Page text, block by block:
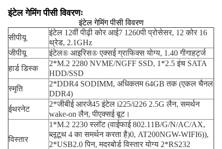
इंटेल गेमिंग पीसी विवरणः
इंटेल गेमिंग पीसी विवरण
सीपीयू
इंटेल 12वीं पीढ़ी कोर आई7 1260पी प्रोसेसर, 12 कोर 16
थ्रेड, 2.1GHz
जीपीयू
इंटेल® आइरिस® एक्सई ग्राफिक्स योग्य, 1.40 गीगाहर्ट्ज
हार्ड डिस्क
2*M.2 2280 NVME/NGFF SSD, 1*2.5 इंच SATA
HDD/SSD
स्मृति
2*DDR4 SODIMM, अधिकतम 64GB तक (एकल चैनल
DDR4)
ईथरनेट
2*जीबीई आरजे45 इंटेल i225/i226 2.5G लैन, समर्थन
wake-on लैन, पीएक्सई बूट।
विस्तार
1*M.2 2230 स्लॉट (वाईफाई 802.11B/G/N/AC/AX,
ब्लूटूथ 4 का समर्थन करता है)0, AT200NGW-WIFI6)),
2*USB2.0 पिन, मदरबोर्ड विस्तार योग्य 2*RS232